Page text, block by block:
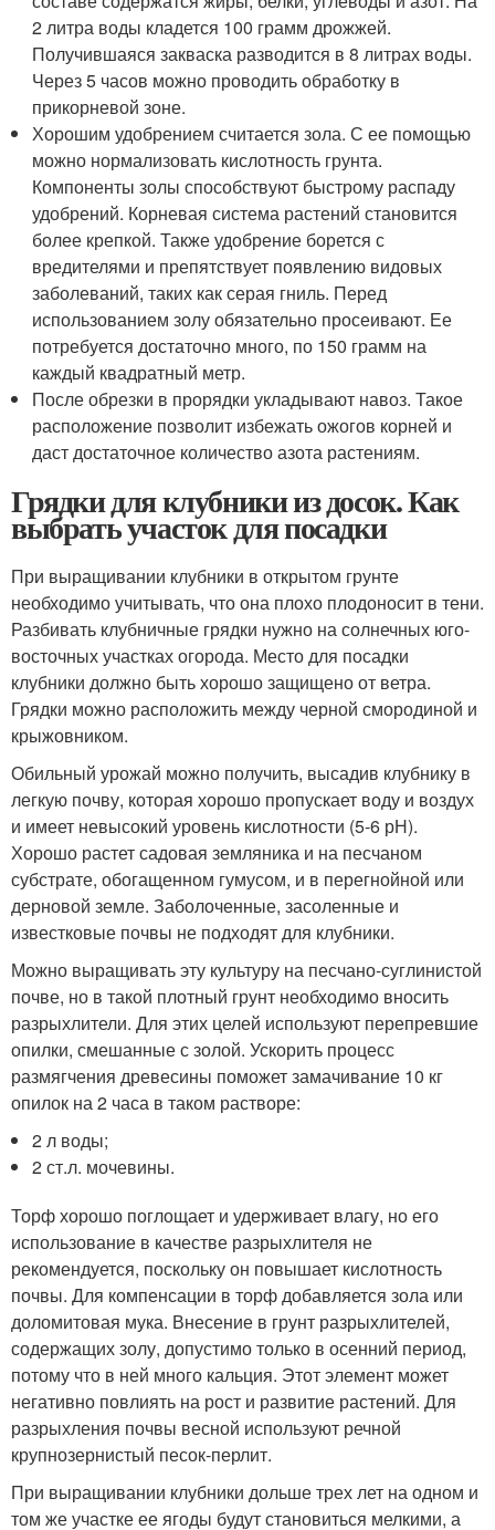
2 литра воды кладется 100 грамм дрожжей.
Получившаяся закваска разводится в 8 литрах воды.
Через 5 часов можно проводить обработку в
прикорневой зоне.
Хорошим удобрением считается зола. С ее помощью
можно нормализовать кислотность грунта.
Компоненты золы способствуют быстрому распаду
удобрений. Корневая система растений становится
более крепкой. Также удобрение борется с
вредителями и препятствует появлению видовых
заболеваний, таких как серая гниль. Перед
использованием золу обязательно просеивают. Ее
потребуется достаточно много, по 150 грамм на
каждый квадратный метр.
После обрезки в прорядки укладывают навоз. Такое
расположение позволит избежать ожогов корней и
даст достаточное количество азота растениям.
Грядки для клубники из досок. Как
выбрать участок для посадки
При выращивании клубники в открытом грунте
необходимо учитывать, что она плохо плодоносит в тени.
Разбивать клубничные грядки нужно на солнечных юго-
восточных участках огорода. Место для посадки
клубники должно быть хорошо защищено от ветра.
Грядки можно расположить между черной смородиной и
крыжовником.
Обильный урожай можно получить, высадив клубнику в
легкую почву, которая хорошо пропускает воду и воздух
и имеет невысокий уровень кислотности (5-6 рН).
Хорошо растет садовая земляника и на песчаном
субстрате, обогащенном гумусом, и в перегнойной или
дерновой земле. Заболоченные, засоленные и
известковые почвы не подходят для клубники.
Можно выращивать эту культуру на песчано-суглинистой
почве, но в такой плотный грунт необходимо вносить
разрыхлители. Для этих целей используют перепревшие
опилки, смешанные с золой. Ускорить процесс
размягчения древесины поможет замачивание 10 кг
опилок на 2 часа в таком растворе:
2 л воды;
2 ст.л. мочевины.
Торф хорошо поглощает и удерживает влагу, но его
использование в качестве разрыхлителя не
рекомендуется, поскольку он повышает кислотность
почвы. Для компенсации в торф добавляется зола или
доломитовая мука. Внесение в грунт разрыхлителей,
содержащих золу, допустимо только в осенний период,
потому что в ней много кальция. Этот элемент может
негативно повлиять на рост и развитие растений. Для
разрыхления почвы весной используют речной
крупнозернистый песок-перлит.
При выращивании клубники дольше трех лет на одном и
том же участке ее ягоды будут становиться мелкими, а